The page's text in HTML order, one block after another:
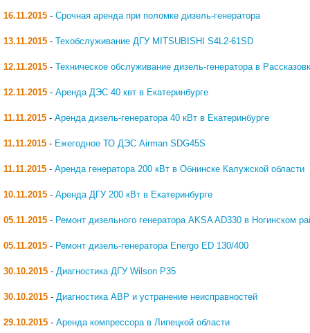
16.11.2015 - Срочная аренда при поломке дизель-генератора
13.11.2015 - Техобслуживание ДГУ MITSUBISHI S4L2-61SD
12.11.2015 - Техническое обслуживание дизель-генератора в
12.11.2015 - Аренда ДЭС 40 квт в Екатеринбурге
11.11.2015 - Аренда дизель-генератора 40 кВт в Екатеринбурге
11.11.2015 - Ежегодное ТО ДЭС Airman SDG45S
11.11.2015 - Аренда генератора 200 кВт в Обнинске Калужской области
10.11.2015 - Аренда ДГУ 200 кВт в Екатеринбурге
05.11.2015 - Ремонт дизельного генератора AKSA AD330 в Ногинском
05.11.2015 - Ремонт дизель-генератора Energo ED 130/400
30.10.2015 - Диагностика ДГУ Wilson P35
30.10.2015 - Диагностика АВР и устранение неисправностей
29.10.2015 - Аренда компрессора в Липецкой области